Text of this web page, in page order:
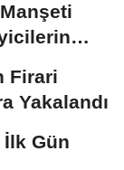
Firari
Yakalandı
Gün